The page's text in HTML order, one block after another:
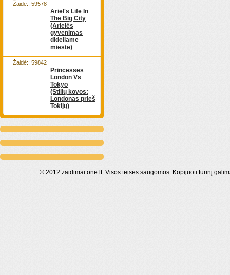
Ariel's Life In
The Big City
(Arielės
gyvenimas
dideliame
mieste)
Žaidė:: 59578
Princesses
London Vs
Tokyo
(Stilių kovos:
Londonas prieš
Tokijų)
Žaidė:: 59842
© 2012 zaidimai.one.lt. Visos teisės saugomos. Kopijuoti turinį